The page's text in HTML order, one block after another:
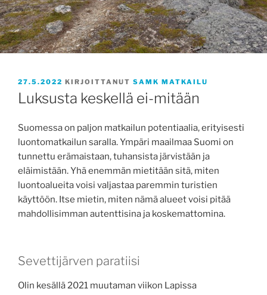
JULKAISTU
27.5.2022 KIRJOITTANUT SAMK MATKAILU
Luksusta keskellä ei-mitään
Suomessa on paljon matkailun potentiaalia, erityisesti
luontomatkailun saralla. Ympäri maailmaa Suomi on
tunnettu erämaistaan, tuhansista järvistään ja
eläimistään. Yhä enemmän mietitään sitä, miten
luontoalueita voisi valjastaa paremmin turistien
käyttöön. Itse mietin, miten nämä alueet voisi pitää
mahdollisimman autenttisina ja koskemattomina.
Sevettijärven paratiisi
Olin kesällä 2021 muutaman viikon Lapissa